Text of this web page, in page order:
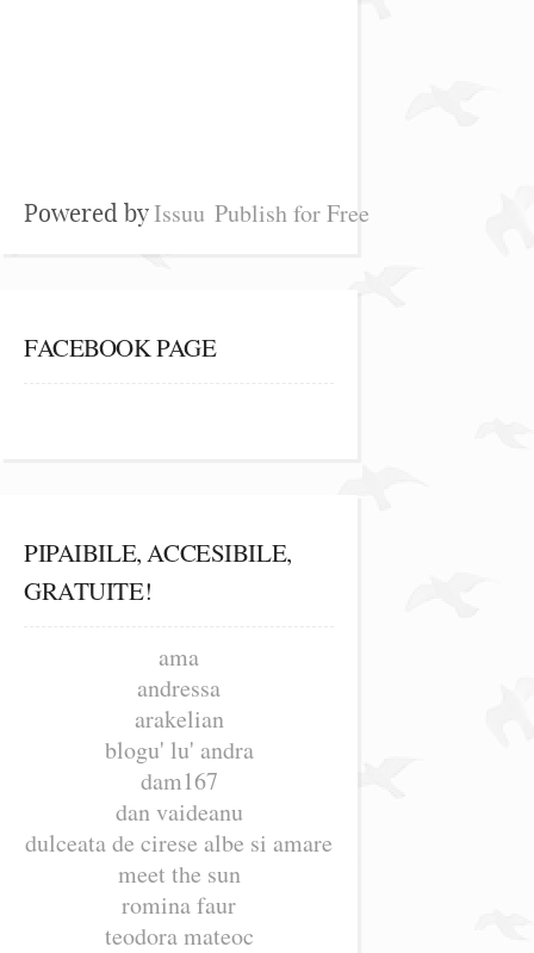
Powered byIssuu Publish for Free
FACEBOOK PAGE
PIPAIBILE, ACCESIBILE,
GRATUITE!
ama
andressa
arakelian
blogu' lu' andra
dam167
dan vaideanu
dulceata de cirese albe si amare
meet the sun
romina faur
teodora mateoc